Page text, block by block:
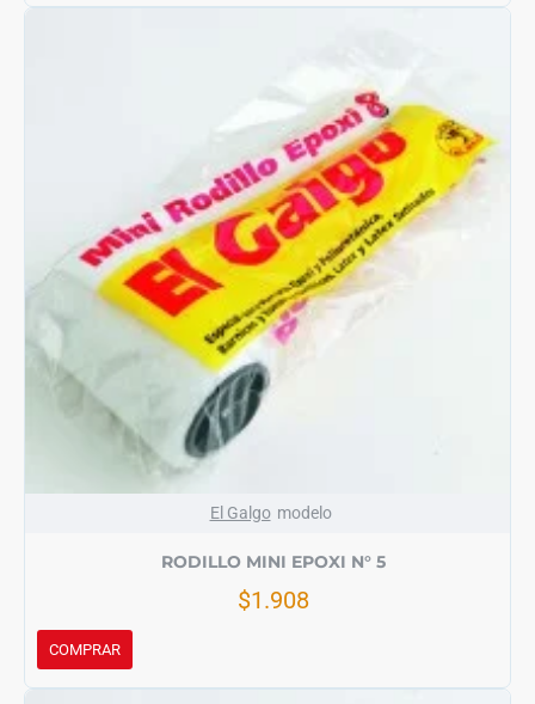
El Galgo modelo
RODILLO MINI EPOXI N° 5
$1.908
COMPRAR